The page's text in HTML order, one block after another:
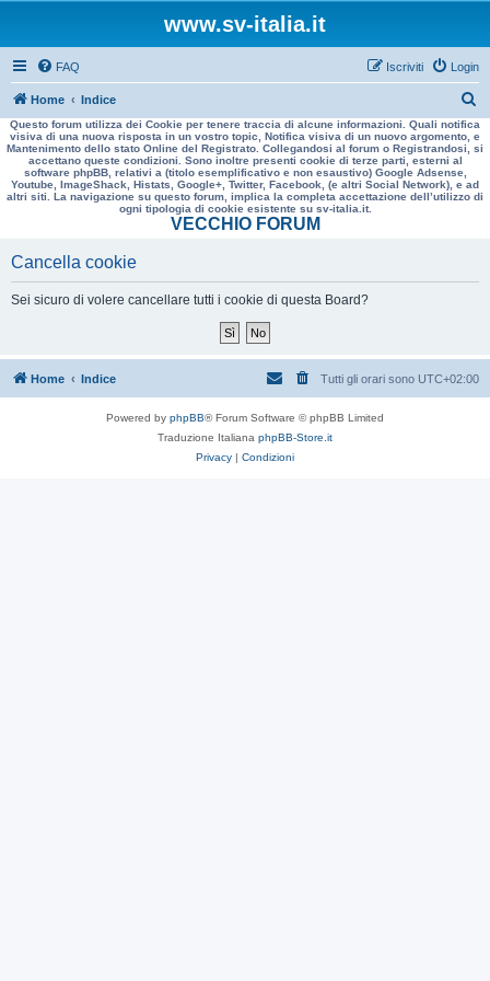
www.sv-italia.it
FAQ Login
Iscriviti
Home Indice
e
r
a
Questo forum utilizza dei Cookie per tenere traccia di alcune informazioni. Quali notifica
visiva di una nuova risposta in un vostro topic, Notifica visiva di un nuovo argomento, e
Mantenimento dello stato Online del Registrato. Collegandosi al forum o Registrandosi, si
accettano queste condizioni. Sono inoltre presenti cookie di terze parti, esterni al
software phpBB, relativi a (titolo esemplificativo e non esaustivo) Google Adsense,
Youtube, ImageShack, Histats, Google+, Twitter, Facebook, (e altri Social Network), e ad
altri siti. La navigazione su questo forum, implica la completa accettazione dell’utilizzo di
ogni tipologia di cookie esistente su sv-italia.it.
VECCHIO FORUM
Cancella cookie
Sei sicuro di volere cancellare tutti i cookie di questa Board?
Home Indice Tutti gli orari sono UTC+02:00
Powered by phpBB® Forum Software © phpBB Limited
Traduzione Italiana phpBB-Store.it
Privacy | Condizioni